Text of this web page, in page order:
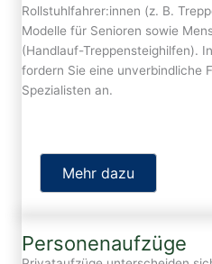
Rollstuhlfahrer:innen (z. B.
Modelle für Senioren sowie
(Handlauf-Treppensteighilfen).
fordern Sie eine unverbindliche
Spezialisten an.
Mehr dazu
Personenaufzüge